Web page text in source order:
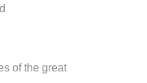
of the great